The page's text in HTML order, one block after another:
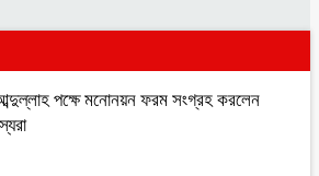
পক্ষে মনোনয়ন ফরম সংগ্রহ করলেন